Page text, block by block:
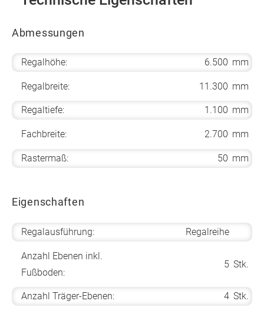
Abmessungen
Regalhöhe: 6.500 mm
Regalbreite: 11.300 mm
Regaltiefe: 1.100 mm
Fachbreite: 2.700 mm
Rastermaß: 50 mm
Eigenschaften
Regalausführung: Regalreihe
Anzahl Ebenen inkl.
Fußboden:
5 Stk.
Anzahl Träger-Ebenen: 4 Stk.